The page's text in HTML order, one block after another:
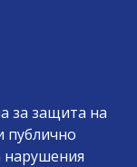
за защита на
публично